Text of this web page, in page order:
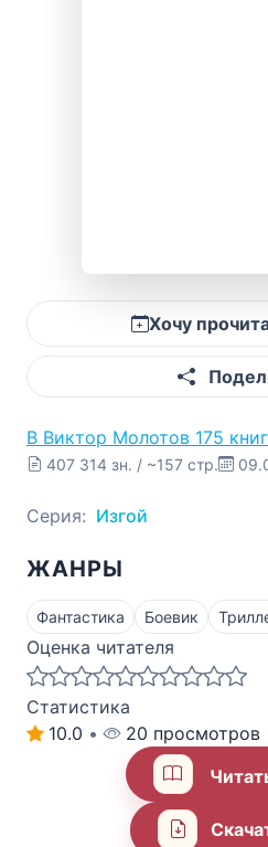
Хочу
В Виктор Молотов 175 книг
407 314 зн. / ~157 стр.
Серия: Изгой
ЖАНРЫ
Фантастика Боевик
Оценка читателя
Статистика
10.0 •
20 просмотров